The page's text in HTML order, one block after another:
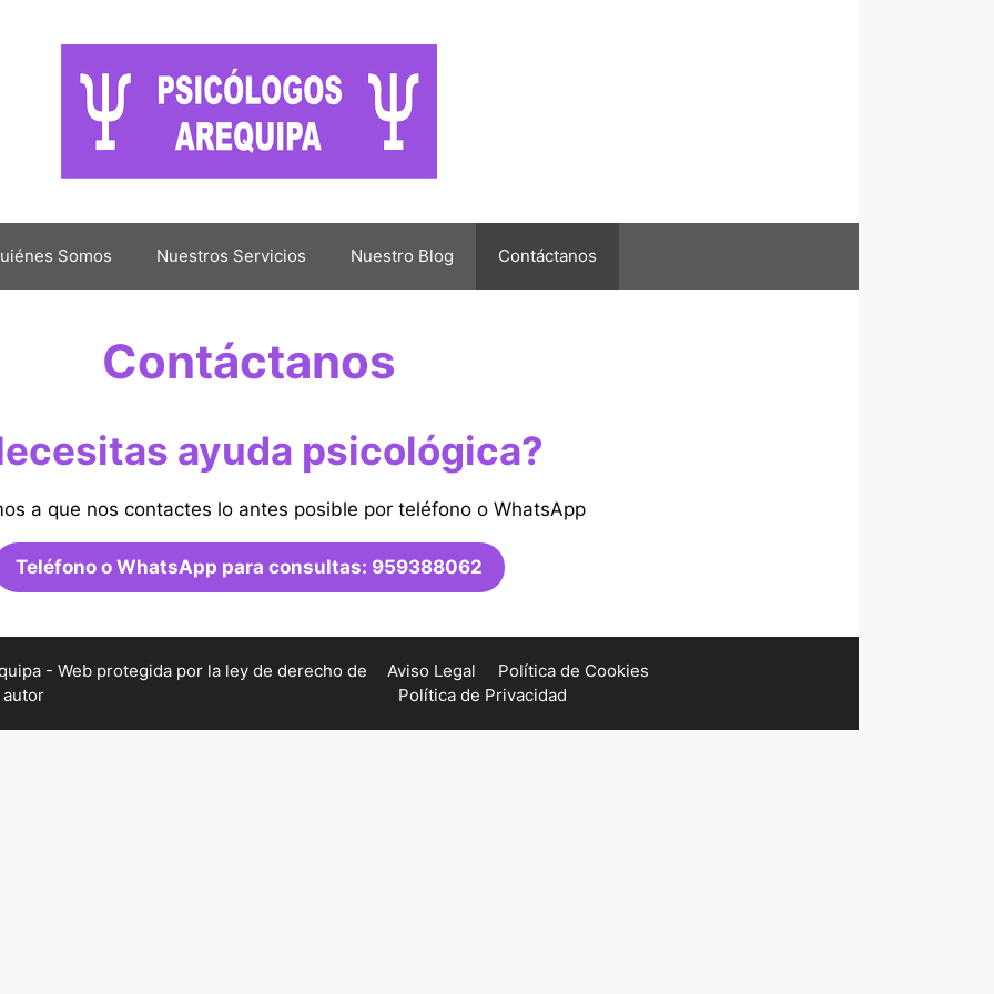
Somos Nuestros Servicios Nuestro Blog Contáctanos
Contáctanos
ayuda psicológica?
a que nos contactes lo antes posible por teléfono o WhatsApp
Teléfono o WhatsApp para consultas: 959388062
Aviso Legal
Política de Cookies
Política de Privacidad
- Web protegida por la ley de derecho de
autor